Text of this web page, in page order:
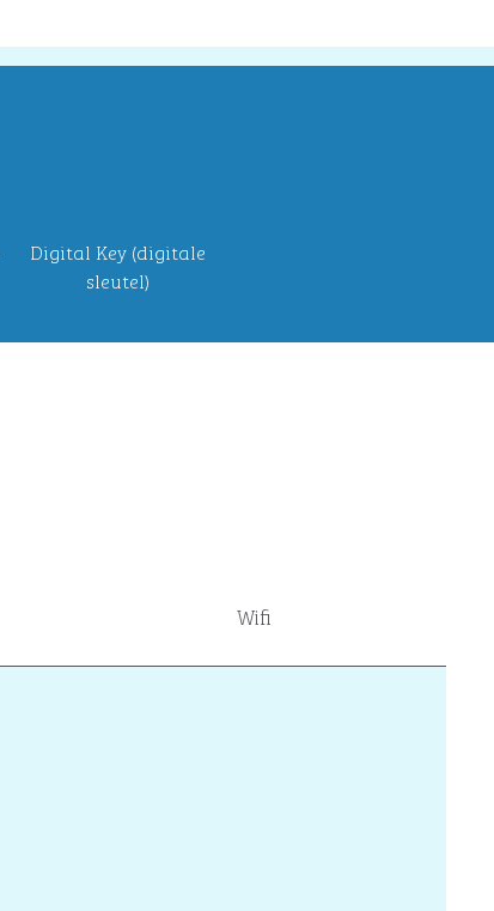
Digital Key (digitale
sleutel)
Wifi